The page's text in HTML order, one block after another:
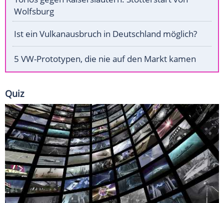
Wolfsburg
Ist ein Vulkanausbruch in Deutschland möglich?
5 VW-Prototypen, die nie auf den Markt kamen
Quiz